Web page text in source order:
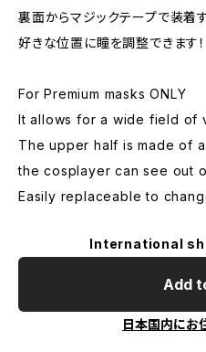
裏面からマジックテープで装着
好きな位置に瞳を調整できます！
For Premium masks ONLY
It allows for a wide field of
The upper half is made of
the cosplayer can see out
Easily replaceable to
International
Add
日本国内にお